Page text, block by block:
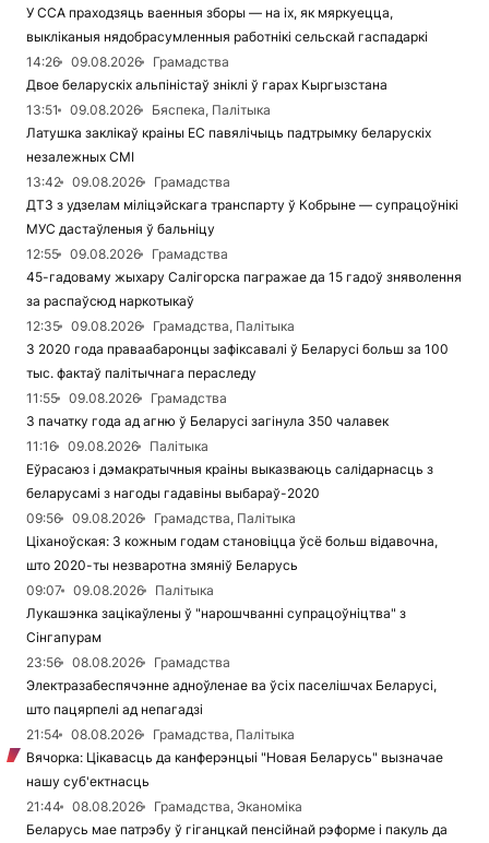
У ССА праходзяць ваенныя зборы — на іх, як мяркуецца,
выкліканыя нядобрасумленныя работнікі сельскай гаспадаркі
14:26
09.08.2026
Грамадства
Двое беларускіх альпіністаў зніклі ў гарах Кыргызстана
13:51
09.08.2026
Бяспека, Палітыка
Латушка заклікаў краіны ЕС павялічыць падтрымку беларускіх
незалежных СМІ
13:42
09.08.2026
Грамадства
ДТЗ з удзелам міліцэйскага транспарту ў Кобрыне — супрацоўнікі
МУС дастаўленыя ў бальніцу
12:55
09.08.2026
Грамадства
45-гадоваму жыхару Салігорска пагражае да 15 гадоў зняволення
за распаўсюд наркотыкаў
12:35
09.08.2026
Грамадства, Палітыка
З 2020 года праваабаронцы зафіксавалі ў Беларусі больш за 100
тыс. фактаў палітычнага пераследу
11:55
09.08.2026
Грамадства
З пачатку года ад агню ў Беларусі загінула 350 чалавек
11:16
09.08.2026
Палітыка
Еўрасаюз і дэмакратычныя краіны выказваюць салідарнасць з
беларусамі з нагоды гадавіны выбараў-2020
09:56
09.08.2026
Грамадства, Палітыка
Ціханоўская: З кожным годам становіцца ўсё больш відавочна,
што 2020-ты незваротна змяніў Беларусь
09:07
09.08.2026
Палітыка
Лукашэнка зацікаўлены ў "нарошчванні супрацоўніцтва" з
Сінгапурам
23:56
08.08.2026
Грамадства
Электразабеспячэнне адноўленае ва ўсіх паселішчах Беларусі,
што пацярпелі ад непагадзі
21:54
08.08.2026
Грамадства, Палітыка
Вячорка: Цікавасць да канферэнцыі "Новая Беларусь" вызначае
нашу суб'ектнасць
21:44
08.08.2026
Грамадства, Эканоміка
Беларусь мае патрэбу ў гіганцкай пенсійнай рэформе і пакуль да